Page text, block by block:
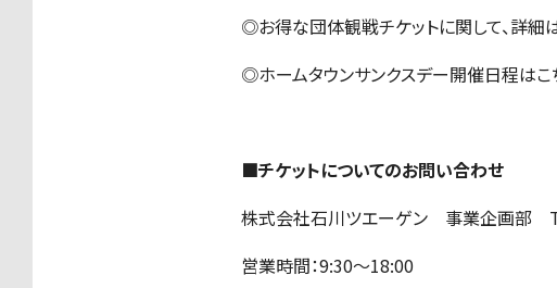
◎お得な団体観戦チケットに関して、詳細
◎ホームタウンサンクスデー開催日程はこ
■チケットについてのお問い合わせ
株式会社石川ツエーゲン 事業企画部
営業時間：9:30～18:00